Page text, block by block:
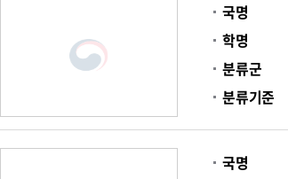
국명
학명
분류군
분류기준
국명